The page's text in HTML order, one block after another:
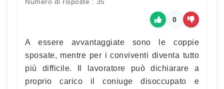
0
A essere avvantaggiate sono le coppie
sposate, mentre per i conviventi diventa tutto
più difficile. Il lavoratore può dichiarare a
proprio carico il coniuge disoccupato e